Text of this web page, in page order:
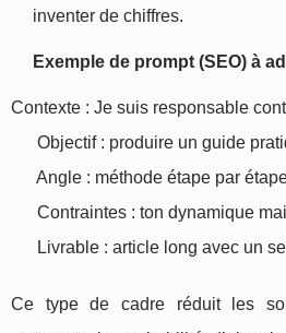
inventer de chiffres.
Exemple de prompt (SEO) à
Contexte : Je suis responsable
Objectif : produire un guide
Angle : méthode étape par
Contraintes : ton dynamique
Livrable : article long avec
Ce type de cadre réduit les